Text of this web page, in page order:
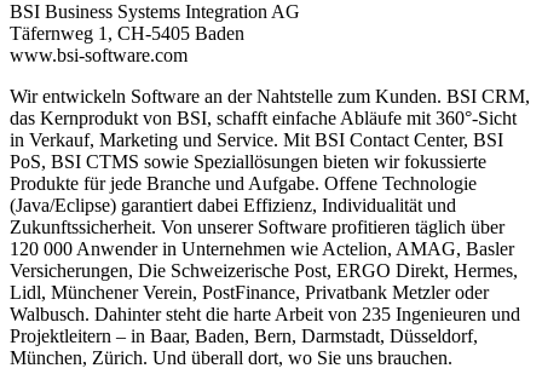
BSI Business Systems Integration AG
Täfernweg 1, CH-5405 Baden
www.bsi-software.com
Wir entwickeln Software an der Nahtstelle zum Kunden. BSI CRM,
das Kernprodukt von BSI, schafft einfache Abläufe mit 360°-Sicht
in Verkauf, Marketing und Service. Mit BSI Contact Center, BSI
PoS, BSI CTMS sowie Speziallösungen bieten wir fokussierte
Produkte für jede Branche und Aufgabe. Offene Technologie
(Java/Eclipse) garantiert dabei Effizienz, Individualität und
Zukunftssicherheit. Von unserer Software profitieren täglich über
120 000 Anwender in Unternehmen wie Actelion, AMAG, Basler
Versicherungen, Die Schweizerische Post, ERGO Direkt, Hermes,
Lidl, Münchener Verein, PostFinance, Privatbank Metzler oder
Walbusch. Dahinter steht die harte Arbeit von 235 Ingenieuren und
Projektleitern – in Baar, Baden, Bern, Darmstadt, Düsseldorf,
München, Zürich. Und überall dort, wo Sie uns brauchen.